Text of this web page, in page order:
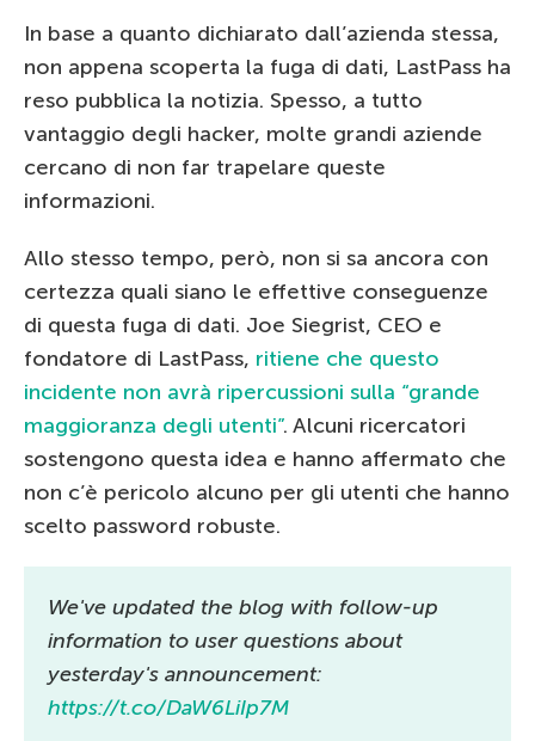
In base a quanto dichiarato dall’azienda stessa,
non appena scoperta la fuga di dati, LastPass ha
reso pubblica la notizia. Spesso, a tutto
vantaggio degli hacker, molte grandi aziende
cercano di non far trapelare queste
informazioni.
Allo stesso tempo, però, non si sa ancora con
certezza quali siano le effettive conseguenze
di questa fuga di dati. Joe Siegrist, CEO e
fondatore di LastPass, ritiene che questo
incidente non avrà ripercussioni sulla “grande
maggioranza degli utenti”. Alcuni ricercatori
sostengono questa idea e hanno affermato che
non c’è pericolo alcuno per gli utenti che hanno
scelto password robuste.
We've updated the blog with follow-up
information to user questions about
yesterday's announcement:
https://t.co/DaW6LiIp7M